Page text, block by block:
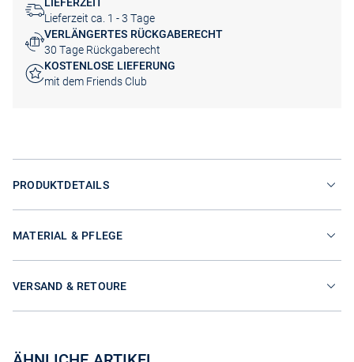
LIEFERZEIT
Lieferzeit ca. 1 - 3 Tage
VERLÄNGERTES RÜCKGABERECHT
30 Tage Rückgaberecht
KOSTENLOSE LIEFERUNG
mit dem Friends Club
PRODUKTDETAILS
MATERIAL & PFLEGE
VERSAND & RETOURE